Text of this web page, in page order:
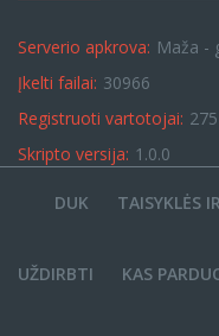
Serverio apkrova: Maža -
Įkelti failai: 30966
Registruoti vartotojai: 275
Skripto versija: 1.0.0
DUK TAISYKLĖS
UŽDIRBTI KAS